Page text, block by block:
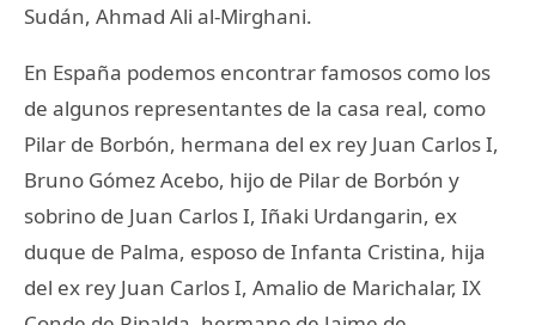
Sudán, Ahmad Ali al-Mirghani.
En España podemos encontrar famosos como los
de algunos representantes de la casa real, como
Pilar de Borbón, hermana del ex rey Juan Carlos I,
Bruno Gómez Acebo, hijo de Pilar de Borbón y
sobrino de Juan Carlos I, Iñaki Urdangarin, ex
duque de Palma, esposo de Infanta Cristina, hija
del ex rey Juan Carlos I, Amalio de Marichalar, IX